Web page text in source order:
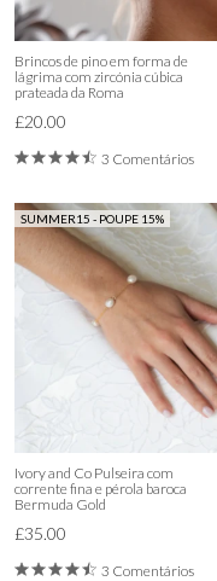
Brincos de pino em forma de
lágrima com zircónia cúbica
prateada da Roma
£20.00
3 Comentários
SUMMER15 - POUPE 15%
Ivory and Co Pulseira com
corrente fina e pérola baroca
Bermuda Gold
£35.00
3 Comentários